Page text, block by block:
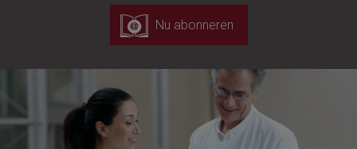
Nu abonneren